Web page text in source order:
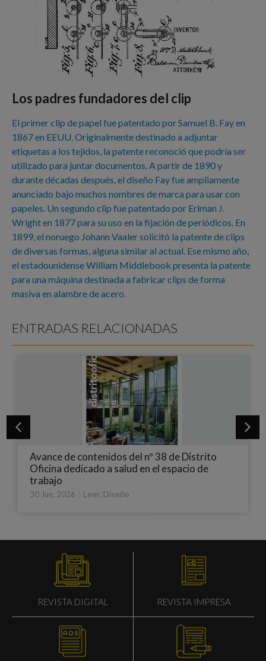
Los padres fundadores del clip
El primer clip de papel fue patentado por Samuel B. Fay en
1867 en EEUU. Originalmente destinado a adjuntar
etiquetas a los tejidos, la patente reconoció que podría ser
utilizado para juntar documentos. A partir de 1890 y
durante décadas después, el diseño Fay fue ampliamente
anunciado bajo muchos nombres de marca para usar con
papeles. Un segundo clip fue patentado por Erlman J.
Wright en 1877 para su uso en la fijación de periódicos. En
1899, el noruego Johann Vaaler solicitó la patente de clips
de diversas formas, alguna similar al actual. Ese mismo año,
el estadounidense William Middlebook presenta la patente
para una máquina destinada a fabricar clips de forma
masiva en alambre de acero.
ENTRADAS RELACIONADAS
Treku Leiho: flexibilidad con alma de
18 May, 2026 |Diseño
REVISTA DIGITAL REVISTA IMPRESA